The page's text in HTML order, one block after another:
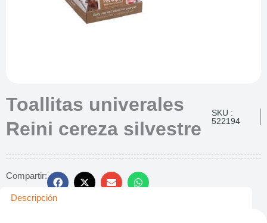
Toallitas univerales
Reini cereza silvestre
SKU :
522194
Compartir:
Descripción